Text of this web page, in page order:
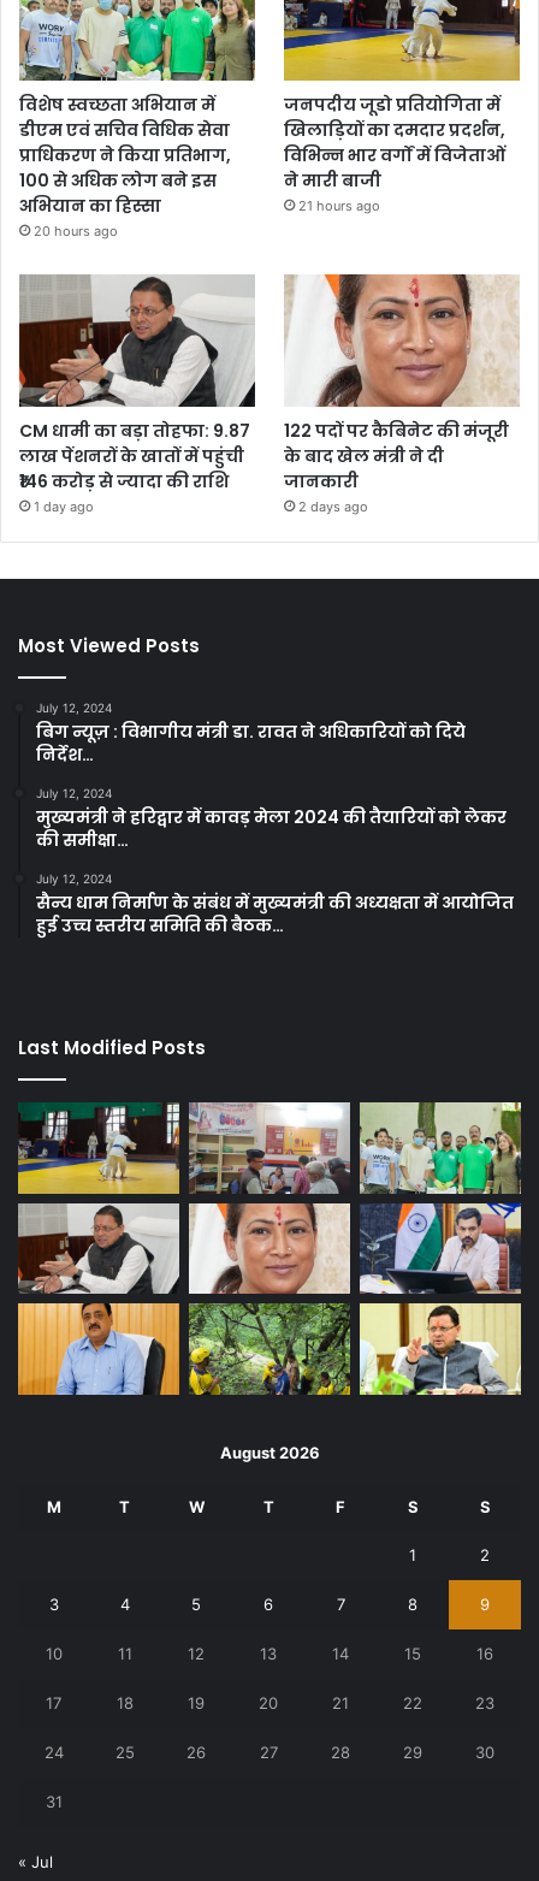
विशेष स्वच्छता अभियान में
डीएम एवं सचिव विधिक सेवा
प्राधिकरण ने किया प्रतिभाग,
100 से अधिक लोग बने इस
अभियान का हिस्सा
20 hours ago
जनपदीय जूडो प्रतियोगिता में
खिलाड़ियों का दमदार प्रदर्शन,
विभिन्न भार वर्गों में विजेताओं
ने मारी बाजी
21 hours ago
CM धामी का बड़ा तोहफा: 9.87
लाख पेंशनरों के खातों में पहुंची
₹146 करोड़ से ज्यादा की राशि
1 day ago
122 पदों पर कैबिनेट की मंजूरी
के बाद खेल मंत्री ने दी
जानकारी
2 days ago
Most Viewed Posts
July 12, 2024
बिग न्यूज़ : विभागीय मंत्री डा. रावत ने अधिकारियों को दिये
निर्देश…
July 12, 2024
मुख्यमंत्री ने हरिद्वार में कावड़ मेला 2024 की तैयारियों को लेकर
की समीक्षा…
July 12, 2024
सैन्य धाम निर्माण के संबंध में मुख्यमंत्री की अध्यक्षता में आयोजित
हुई उच्च स्तरीय समिति की बैठक…
Last Modified Posts
August 2026
M T W T F S S
1 2
3 4 5 6 7 8 9
10 11 12 13 14 15 16
17 18 19 20 21 22 23
24 25 26 27 28 29 30
31
« Jul